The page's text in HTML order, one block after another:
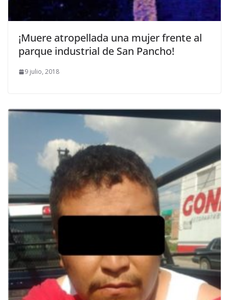
¡Muere atropellada una mujer frente al
parque industrial de San Pancho!
9 julio, 2018